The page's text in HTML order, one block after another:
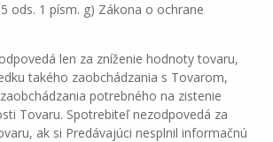
ods. 1 písm. g) Zákona o ochrane
len za zníženie hodnoty tovaru,
takého zaobchádzania s Tovarom,
potrebného na zistenie
Tovaru. Spotrebiteľ nezodpovedá za
ak si Predávajúci nesplnil informačnú